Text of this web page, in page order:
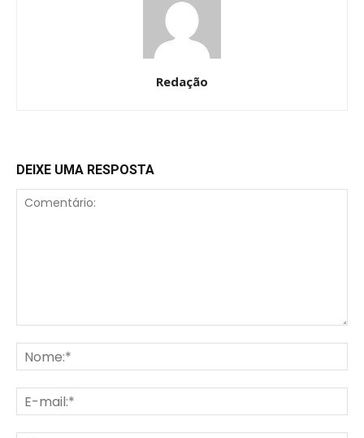
Redação
DEIXE UMA RESPOSTA